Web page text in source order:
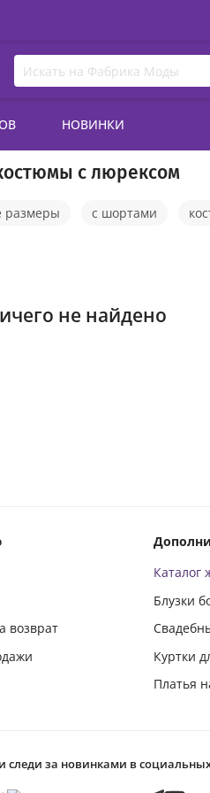
НОВИНКИ
с люрексом
размеры с шортами
спортивные костюмы
не найдено
возврат
Каталог
Блузки
Куртки
Платья
за новинками в социальных